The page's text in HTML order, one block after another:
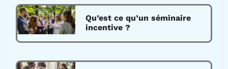
Qu’est ce qu’un séminaire
incentive ?